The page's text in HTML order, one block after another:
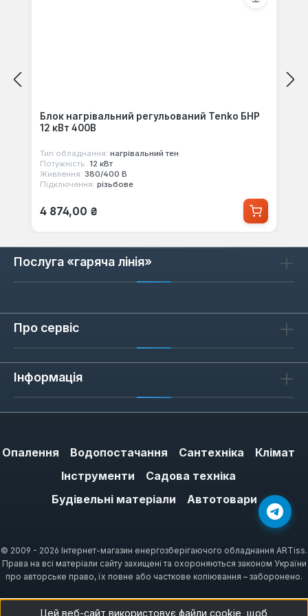
Блок нагрівальний регульований Tenko БНР
12 кВт 400В
Тип обладнання: нагрівальний тен
Потужність: 12 кВт
Живлення: 380/400 В
Підключення: різьбове
Звичайна ціна:
4 874,00 ₴
Послуга «гаряча лінія»
Про сервіс
Інформація
Опалення Водопостачання Сантехніка
Клімат
Інструменти
Садова техніка
Будівельні матеріали
Автотовари
© 2009 - 2026 Інтернет-магазин енергозберігаючого обладнання ARTiss.
Права на всі матеріали сайту захищені та охороняються законом України
про авторське право, їх повне або часткове копіювання – заборонено.
Цей веб-сайт використовує файли cookie, щоб